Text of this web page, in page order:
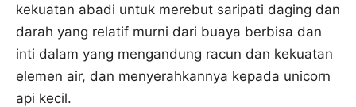
kekuatan abadi untuk merebut saripati daging dan
darah yang relatif murni dari buaya berbisa dan
inti dalam yang mengandung racun dan kekuatan
elemen air, dan menyerahkannya kepada unicorn
api kecil.